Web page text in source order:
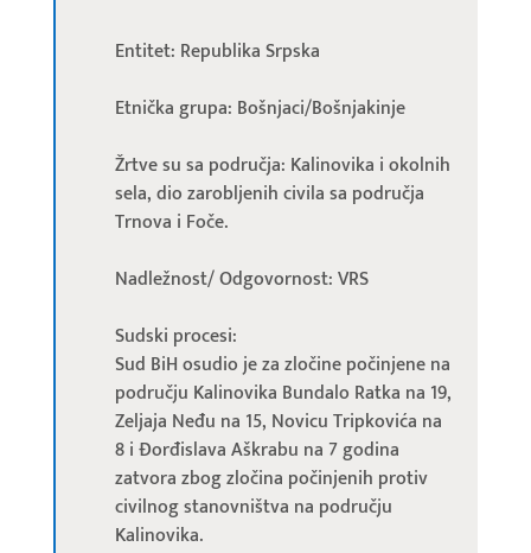
Entitet: Republika Srpska
Etnička grupa: Bošnjaci/Bošnjakinje
Žrtve su sa područja: Kalinovika i okolnih
sela, dio zarobljenih civila sa područja
Trnova i Foče.
Nadležnost/ Odgovornost: VRS
Sudski procesi:
Sud BiH osudio je za zločine počinjene na
području Kalinovika Bundalo Ratka na 19,
Zeljaja Neđu na 15, Novicu Tripkovića na
8 i Đorđislava Aškrabu na 7 godina
zatvora zbog zločina počinjenih protiv
civilnog stanovništva na području
Kalinovika.